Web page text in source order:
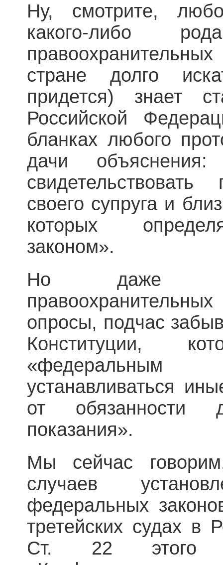
Ну, смотрите,
какого-либо
стране долго
придется) знает
Российской
бланках любого
дачи
своего супруга и
которых
законом».
Но даже
опросы, подчас
Конституции,
устанавливаться
от обязанности
показания».
Мы сейчас
случаев
федеральных
третейских судах в
Ст. 22 этого